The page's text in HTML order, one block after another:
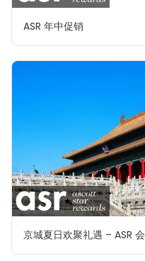
ASR 年中促销
京城夏日欢聚礼遇 – ASR